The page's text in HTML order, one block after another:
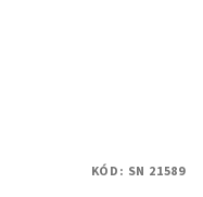
KÓD: SN 21589